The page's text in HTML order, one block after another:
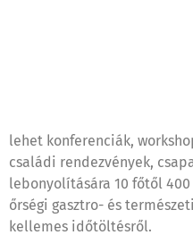
lehet konferenciák,
családi rendezvények,
lebonyolítására 10 főtől
őrségi gasztro- és
kellemes időtöltésről.